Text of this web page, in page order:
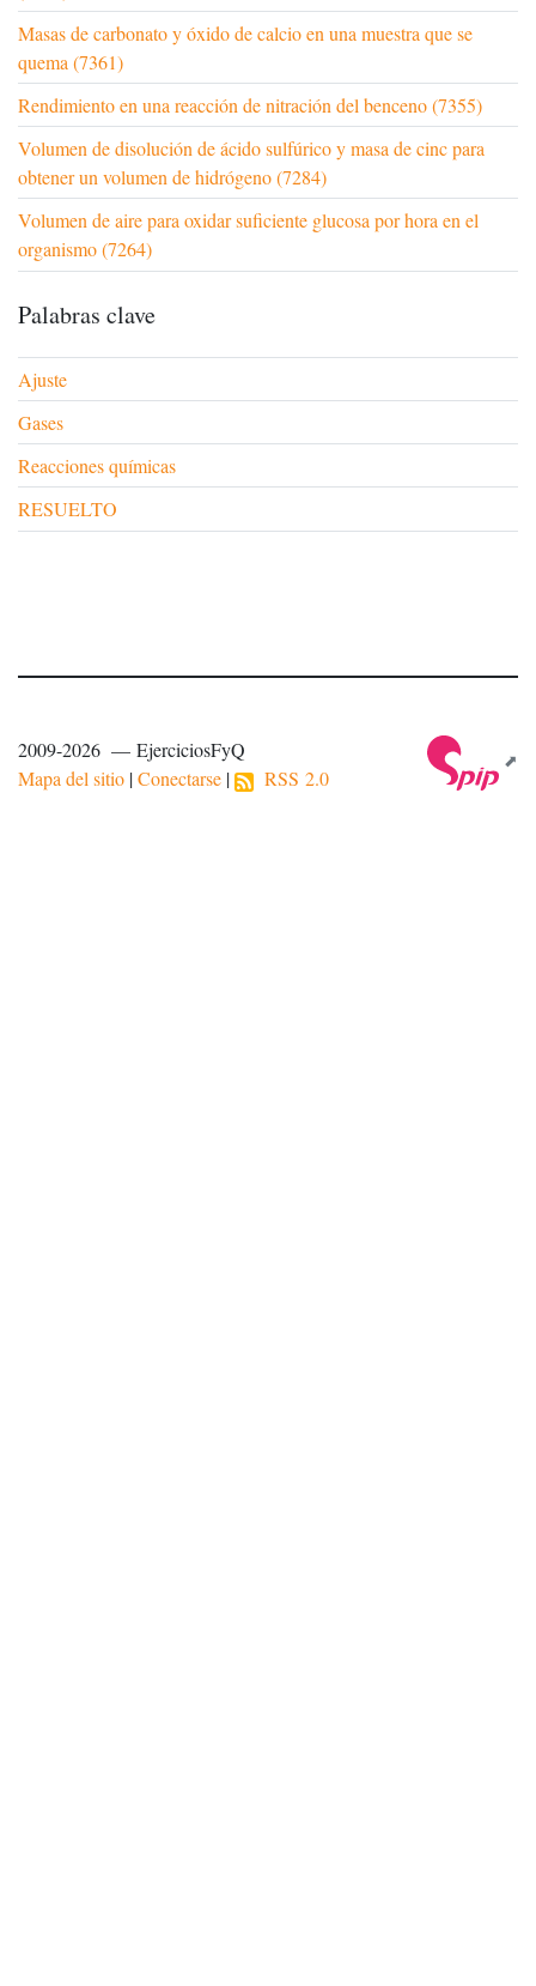
Masas de carbonato y óxido de calcio en una muestra que se
quema (7361)
Rendimiento en una reacción de nitración del benceno (7355)
Volumen de disolución de ácido sulfúrico y masa de cinc para
obtener un volumen de hidrógeno (7284)
Volumen de aire para oxidar suficiente glucosa por hora en el
organismo (7264)
Palabras clave
Ajuste
Gases
Reacciones químicas
RESUELTO
2009-2026 — EjerciciosFyQ
Mapa del sitio |Conectarse | RSS 2.0